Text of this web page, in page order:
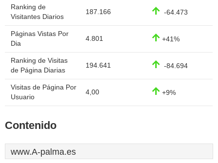
Ranking de
Visitantes Diarios
187.166 -64.473
Páginas Vistas Por
Dia
4.801 +41%
Ranking de Visitas
de Página Diarias
194.641 -84.694
Visitas de Página Por
Usuario
4,00 +9%
Contenido
www.A-palma.es